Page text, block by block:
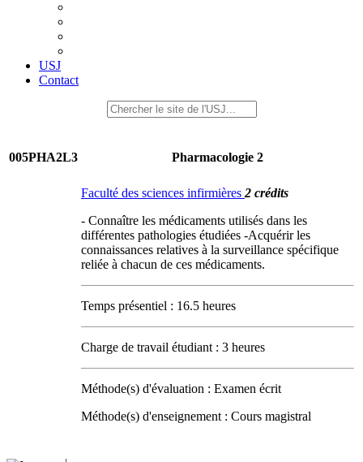
USJ
Contact
005PHA2L3 Pharmacologie 2
Faculté des sciences infirmières 2 crédits
- Connaître les médicaments utilisés dans les
différentes pathologies étudiées -Acquérir les
connaissances relatives à la surveillance spécifique
reliée à chacun de ces médicaments.
Temps présentiel : 16.5 heures
Charge de travail étudiant : 3 heures
Méthode(s) d'évaluation : Examen écrit
Méthode(s) d'enseignement : Cours magistral